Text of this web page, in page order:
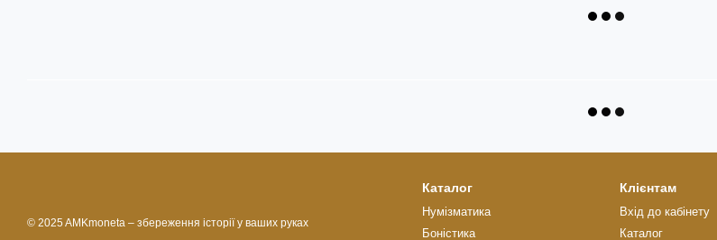
© 2025 AMKmoneta – збереження історії у ваших руках
Каталог
Нумізматика
Боністика
Клієнтам
Вхід до кабінету
Каталог